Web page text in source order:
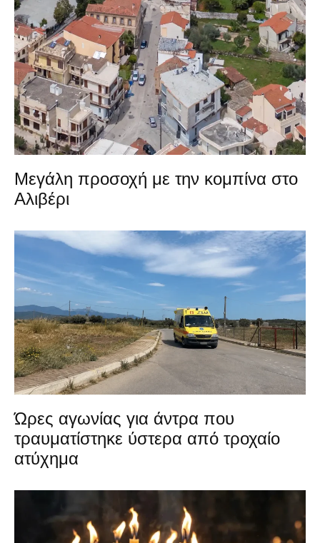
Μεγάλη προσοχή με την κομπίνα στο
Αλιβέρι
Ώρες αγωνίας για άντρα που
τραυματίστηκε ύστερα από τροχαίο
ατύχημα